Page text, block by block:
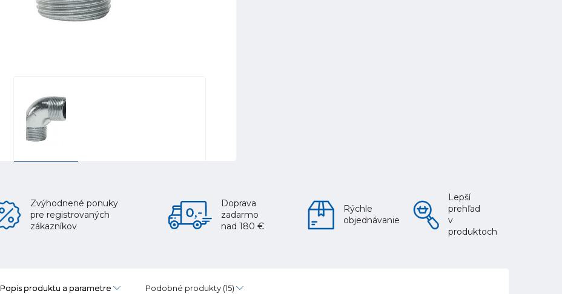
Zvýhodnené ponuky
pre registrovaných
zákazníkov
Doprava
zadarmo
nad 180 €
Rýchle
objednávanie
Lepší
prehľad
v
produktoch
Popis produktu a parametre Podobné produkty (15)